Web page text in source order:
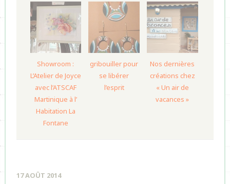
Showroom :
L’Atelier de Joyce
avec l’ATSCAF
Martinique à l’
Habitation La
Fontane
gribouiller pour
se libérer
l’esprit
Nos dernières
créations chez
« Un air de
vacances »
17 AOÛT 2014